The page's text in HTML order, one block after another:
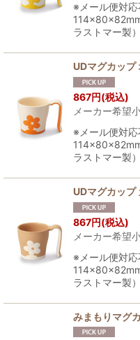
※メール便対
ラストマー
UDマグカップ
867円(税込)
メーカー希望
※メール便対
ラストマー
UDマグカップ
867円(税込)
メーカー希望
※メール便対
ラストマー
みまもりマグ